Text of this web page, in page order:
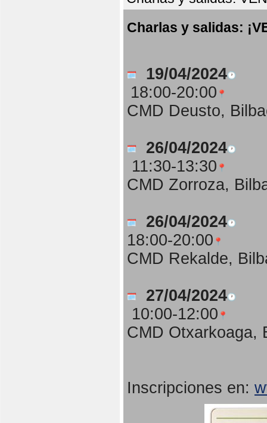
Charlas y salidas:
19/04/2024
18:00-20:00
CMD Deusto,
26/04/2024
11:30-13:30
CMD Zorroza,
26/04/2024
18:00-20:00
CMD Rekalde,
27/04/2024
10:00-12:00
CMD Otxarkoaga,
Inscripciones en: